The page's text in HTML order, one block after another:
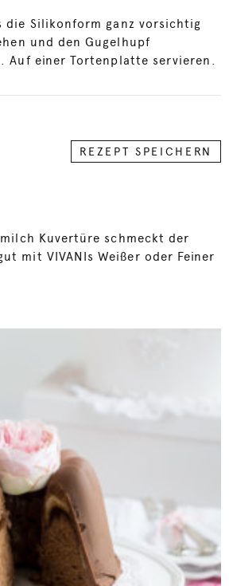
die Silikonform ganz vorsichtig
und den Gugelhupf
Auf einer Tortenplatte servieren.
REZEPT SPEICHERN
Kuvertüre schmeckt der
mit VIVANIs Weißer oder Feiner